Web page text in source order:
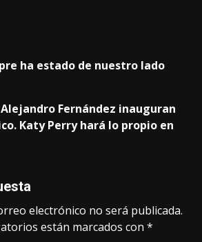
ha estado de nuestro lado
Fernández inauguran
Katy Perry hará lo propio en
electrónico no será publicada.
están marcados con *